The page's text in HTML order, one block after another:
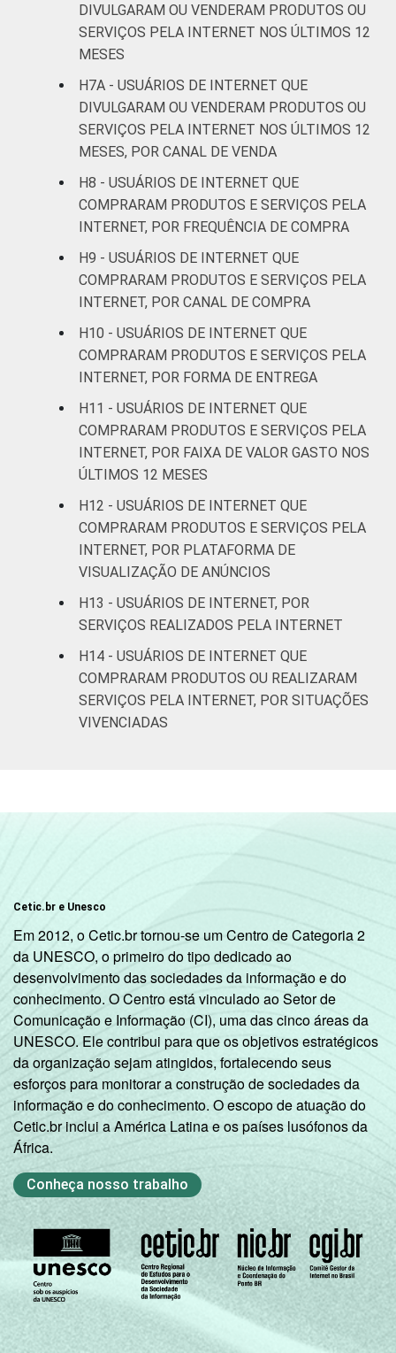
De 60 anos
ou mais
40
Renda
Familiar
Até 1 SM 44
Mais de 1
SM até 2 SM
43
Mais de 2
SM até 3 SM
43
Mais de 3
SM até 5 SM
50
Mais de 5
SM até 10
SM
48
Mais de 10
SM
44
Não tem
Não sabe 42
Não
respondeu
social
B 48
Fonte: CGI.br/NIC.br, Centro Regional de
Estudos para o Desenvolvimento da
Sociedade da Informação (Cetic.br),
Pesquisa sobre o Uso das Tecnologias de
Informação e Comunicação nos domicílios
brasileiros - TIC Domicílios 2018.
DIVULGARAM OU VENDERAM PRODUTOS OU
SERVIÇOS PELA INTERNET NOS ÚLTIMOS 12
MESES
H7A - USUÁRIOS DE INTERNET QUE
DIVULGARAM OU VENDERAM PRODUTOS OU
SERVIÇOS PELA INTERNET NOS ÚLTIMOS 12
MESES, POR CANAL DE VENDA
H8 - USUÁRIOS DE INTERNET QUE
COMPRARAM PRODUTOS E SERVIÇOS PELA
INTERNET, POR FREQUÊNCIA DE COMPRA
H9 - USUÁRIOS DE INTERNET QUE
COMPRARAM PRODUTOS E SERVIÇOS PELA
INTERNET, POR CANAL DE COMPRA
H10 - USUÁRIOS DE INTERNET QUE
COMPRARAM PRODUTOS E SERVIÇOS PELA
INTERNET, POR FORMA DE ENTREGA
H11 - USUÁRIOS DE INTERNET QUE
COMPRARAM PRODUTOS E SERVIÇOS PELA
INTERNET, POR FAIXA DE VALOR GASTO NOS
ÚLTIMOS 12 MESES
H12 - USUÁRIOS DE INTERNET QUE
COMPRARAM PRODUTOS E SERVIÇOS PELA
INTERNET, POR PLATAFORMA DE
VISUALIZAÇÃO DE ANÚNCIOS
H13 - USUÁRIOS DE INTERNET, POR
SERVIÇOS REALIZADOS PELA INTERNET
H14 - USUÁRIOS DE INTERNET QUE
COMPRARAM PRODUTOS OU REALIZARAM
SERVIÇOS PELA INTERNET, POR SITUAÇÕES
VIVENCIADAS
Cetic.br e Unesco
Em 2012, o Cetic.br tornou-se um Centro de Categoria 2
da UNESCO, o primeiro do tipo dedicado ao
desenvolvimento das sociedades da informação e do
conhecimento. O Centro está vinculado ao Setor de
Comunicação e Informação (CI), uma das cinco áreas da
UNESCO. Ele contribui para que os objetivos estratégicos
da organização sejam atingidos, fortalecendo seus
esforços para monitorar a construção de sociedades da
informação e do conhecimento. O escopo de atuação do
Cetic.br inclui a América Latina e os países lusófonos da
África.
Conheça nosso trabalho